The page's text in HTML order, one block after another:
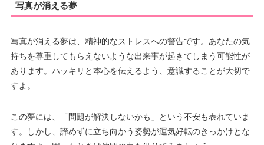
写真が消える夢
写真が消える夢は、精神的なストレスへの警告です。あなたの気
持ちを尊重してもらえないような出来事が起きてしまう可能性が
あります。ハッキリと本心を伝えるよう、意識することが大切で
すよ。
この夢には、「問題が解決しないかも」という不安も表れていま
す。しかし、諦めずに立ち向かう姿勢が運気好転のきっかけとな